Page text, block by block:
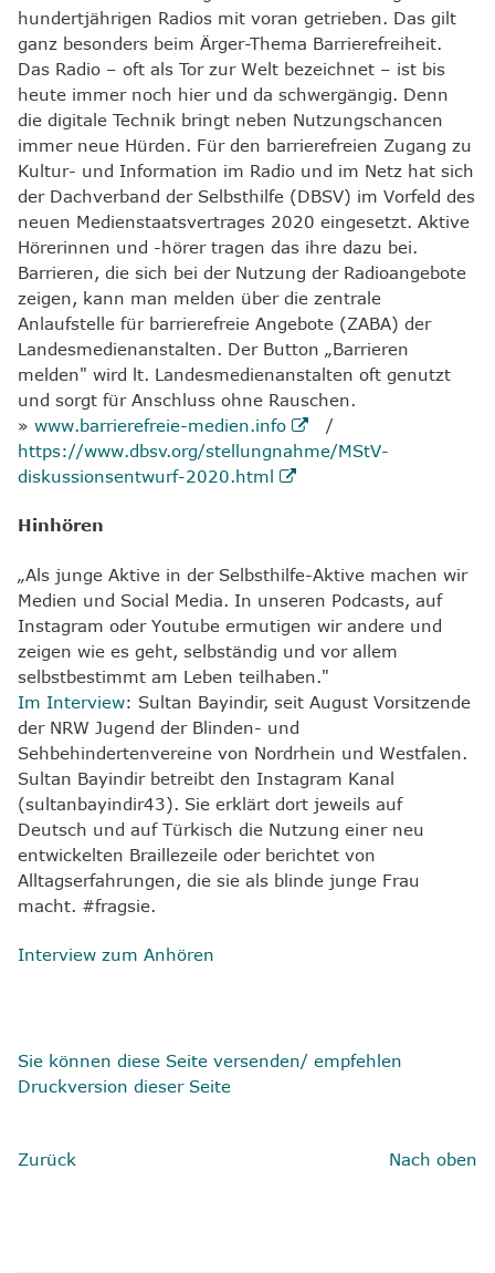
hundertjährigen Radios mit voran getrieben. Das gilt
ganz besonders beim Ärger-Thema Barrierefreiheit.
Das Radio – oft als Tor zur Welt bezeichnet – ist bis
heute immer noch hier und da schwergängig. Denn
die digitale Technik bringt neben Nutzungschancen
immer neue Hürden. Für den barrierefreien Zugang zu
Kultur- und Information im Radio und im Netz hat sich
der Dachverband der Selbsthilfe (DBSV) im Vorfeld des
neuen Medienstaatsvertrages 2020 eingesetzt. Aktive
Hörerinnen und -hörer tragen das ihre dazu bei.
Barrieren, die sich bei der Nutzung der Radioangebote
zeigen, kann man melden über die zentrale
Anlaufstelle für barrierefreie Angebote (ZABA) der
Landesmedienanstalten. Der Button „Barrieren
melden" wird lt. Landesmedienanstalten oft genutzt
und sorgt für Anschluss ohne Rauschen.
»www.barrierefreie-medien.info
/
https://www.dbsv.org/stellungnahme/MStV-
diskussionsentwurf-2020.html
Hinhören
„Als junge Aktive in der Selbsthilfe-Aktive machen wir
Medien und Social Media. In unseren Podcasts, auf
Instagram oder Youtube ermutigen wir andere und
zeigen wie es geht, selbständig und vor allem
selbstbestimmt am Leben teilhaben."
Im Interview: Sultan Bayindir, seit August Vorsitzende
der NRW Jugend der Blinden- und
Sehbehindertenvereine von Nordrhein und Westfalen.
Sultan Bayindir betreibt den Instagram Kanal
(sultanbayindir43). Sie erklärt dort jeweils auf
Deutsch und auf Türkisch die Nutzung einer neu
entwickelten Braillezeile oder berichtet von
Alltagserfahrungen, die sie als blinde junge Frau
macht. #fragsie.
Interview zum Anhören
Sie können diese Seite versenden/ empfehlen
Druckversion dieser Seite
Zurück Nach oben